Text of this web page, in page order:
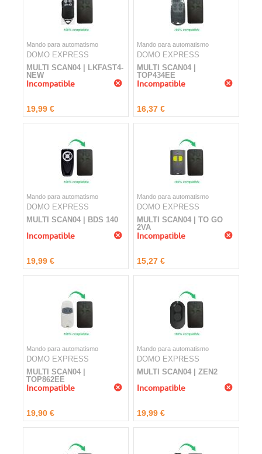
Mando para automatismo
DOMO EXPRESS
MULTI SCAN04 | LKFAST4-
NEW
Incompatible
19,99 €
Mando para automatismo
DOMO EXPRESS
MULTI SCAN04 |
TOP434EE
Incompatible
16,37 €
Mando para automatismo
DOMO EXPRESS
MULTI SCAN04 | BDS 140
Incompatible
19,99 €
Mando para automatismo
DOMO EXPRESS
MULTI SCAN04 | TO GO
2VA
Incompatible
15,27 €
Mando para automatismo
DOMO EXPRESS
MULTI SCAN04 |
TOP862EE
Incompatible
19,90 €
Mando para automatismo
DOMO EXPRESS
MULTI SCAN04 | ZEN2
Incompatible
19,99 €